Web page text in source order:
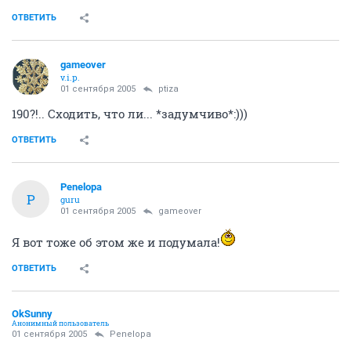
ОТВЕТИТЬ
gameover
v.i.p.
01 сентября 2005 ptiza
190?!.. Сходить, что ли... *задумчиво*:)))
ОТВЕТИТЬ
P
Penelopa
guru
01 сентября 2005 gameover
Я вот тоже об этом же и подумала!
ОТВЕТИТЬ
OkSunny
Анонимный пользователь
01 сентября 2005 Penelopa